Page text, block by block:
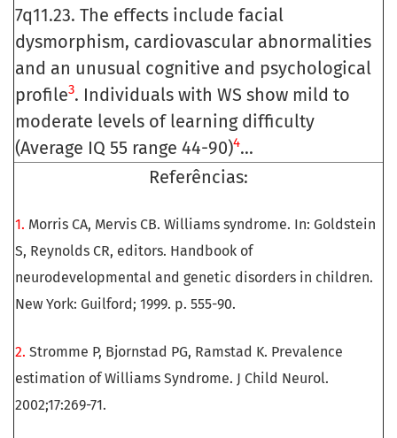
7q11.23. The effects include facial
dysmorphism, cardiovascular abnormalities
and an unusual cognitive and psychological
profile3. Individuals with WS show mild to
moderate levels of learning difficulty
(Average IQ 55 range 44-90)4...
Referências:
1. Morris CA, Mervis CB. Williams syndrome. In: Goldstein
S, Reynolds CR, editors. Handbook of
neurodevelopmental and genetic disorders in children.
New York: Guilford; 1999. p. 555-90.
2. Stromme P, Bjornstad PG, Ramstad K. Prevalence
estimation of Williams Syndrome. J Child Neurol.
2002;17:269-71.